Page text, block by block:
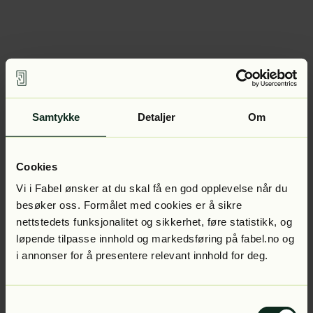
Samtykke Detaljer Om
Cookies
Vi i Fabel ønsker at du skal få en god opplevelse når du
besøker oss. Formålet med cookies er å sikre
nettstedets funksjonalitet og sikkerhet, føre statistikk, og
løpende tilpasse innhold og markedsføring på fabel.no og
i annonser for å presentere relevant innhold for deg.